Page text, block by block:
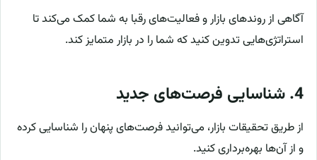
آگاهی از روندهای بازار و فعالیت‌های رقبا به شما کمک می‌کند تا
استراتژی‌هایی تدوین کنید که شما را در بازار متمایز کند.
4. شناسایی فرصت‌های جدید
از طریق تحقیقات بازار، می‌توانید فرصت‌های پنهان را شناسایی کرده
و از آن‌ها بهره‌برداری کنید.